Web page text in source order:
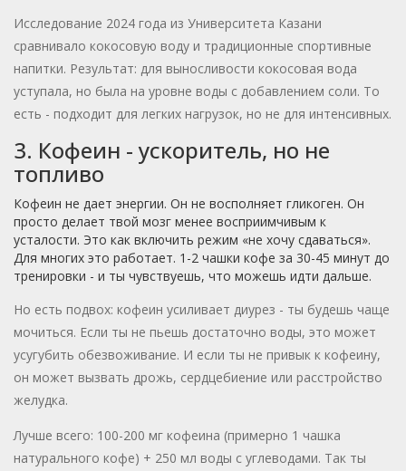
Исследование 2024 года из Университета Казани
сравнивало кокосовую воду и традиционные спортивные
напитки. Результат: для выносливости кокосовая вода
уступала, но была на уровне воды с добавлением соли. То
есть - подходит для легких нагрузок, но не для интенсивных.
3. Кофеин - ускоритель, но не
топливо
Кофеин не дает энергии. Он не восполняет гликоген. Он
просто делает твой мозг менее восприимчивым к
усталости. Это как включить режим «не хочу сдаваться».
Для многих это работает. 1-2 чашки кофе за 30-45 минут до
тренировки - и ты чувствуешь, что можешь идти дальше.
Но есть подвох: кофеин усиливает диурез - ты будешь чаще
мочиться. Если ты не пьешь достаточно воды, это может
усугубить обезвоживание. И если ты не привык к кофеину,
он может вызвать дрожь, сердцебиение или расстройство
желудка.
Лучше всего: 100-200 мг кофеина (примерно 1 чашка
натурального кофе) + 250 мл воды с углеводами. Так ты